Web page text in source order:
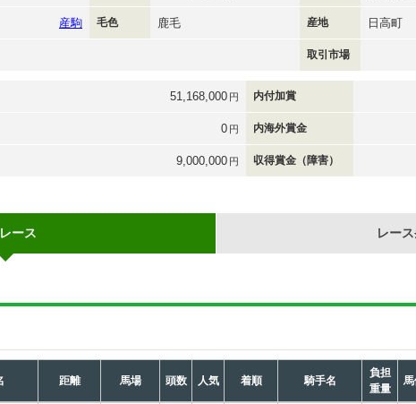
産駒 毛色 鹿毛 産地 日高町
取引市場
51,168,000 円 内付加賞
0 円 内海外賞金
9,000,000 円 収得賞金（障害）
ース レー
距離 馬場 頭数 人気 着順 騎手名
負担
重量
馬